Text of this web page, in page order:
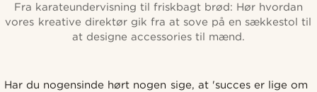
Fra karateundervisning til friskbagt brød: Hør hvordan
vores kreative direktør gik fra at sove på en sækkestol til
at designe accessories til mænd.
Har du nogensinde hørt nogen sige, at 'succes er lige om